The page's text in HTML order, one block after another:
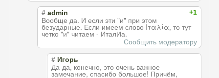
+1
# admin
Вообще да. И если эти "и" при этом
безударные. Если имеем слово Ιταλία, то тут
четко "и" читаем - ИталИа.
Сообщить модератору
# Игорь
Да-да, конечно, это очень важное
замечание, спасибо большое! Причём,